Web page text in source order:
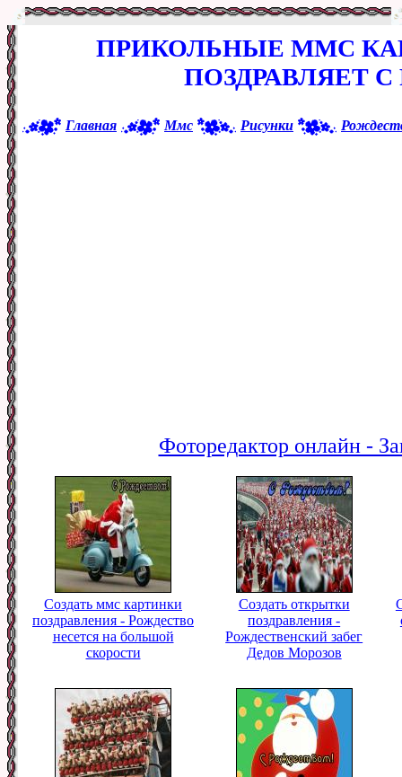
ПРИКОЛЬНЫЕ ММС
ПОЗДРАВЛЯЕТ
Главная Ммс Рисунки
Фоторедактор онлайн -
Создать ммс картинки
поздравления - Рождество
несется на большой
скорости
Создать открытки
поздравления -
Рождественский забег
Дедов Морозов